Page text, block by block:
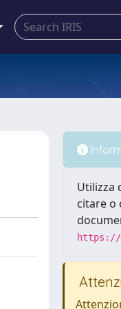
Utilizza
citare o
https://